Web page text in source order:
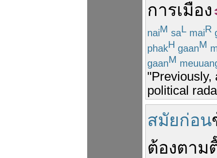
การเมือง
naiM saL maiR
phakH gaanM
gaanM
"Previously,
political
สมัยก่อน
ต้องตาม